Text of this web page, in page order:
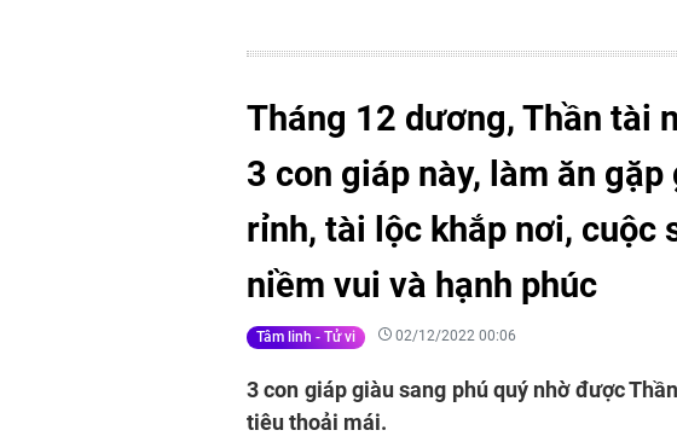
Tháng 12 dương, Thần tài
3 con giáp này, làm ăn
rỉnh, tài lộc khắp nơi, cuộc
niềm vui và hạnh phúc
Tâm linh - Tử vi 02/12/2022 00:06
3 con giáp giàu sang phú quý nhờ được
tiêu thoải mái.